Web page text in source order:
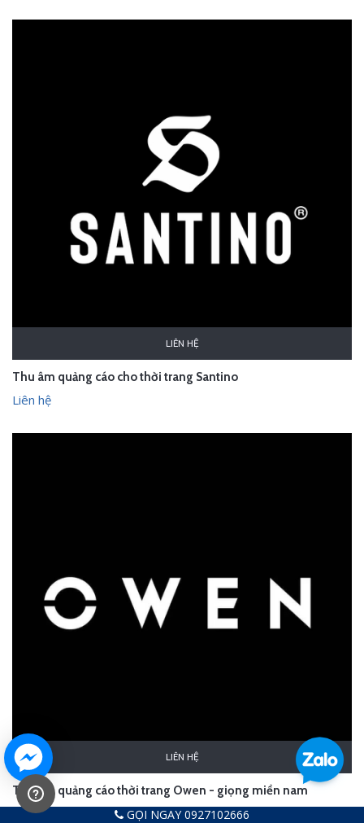
LIÊN HỆ
Thu âm quảng cáo cho thời trang Santino
Liên hệ
LIÊN HỆ
Thu âm quảng cáo thời trang Owen - giọng miền nam
Liên hệ GỌI NGAY 0927102666